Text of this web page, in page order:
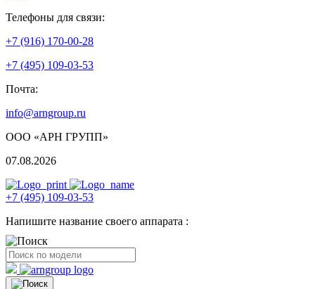
Телефоны для связи:
+7 (916) 170-00-28
+7 (495) 109-03-53
Почта:
info@arngroup.ru
ООО «АРН ГРУПП»
07.08.2026
+7 (495) 109-03-53
Напишите название своего аппарата :